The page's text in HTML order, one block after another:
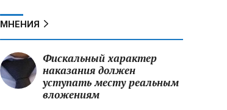
крупные кадровые
Минобороны РФ: новые
военно-строительные
подразделения будут возводить
МНЕНИЯ
Фискальный характер
наказания должен
уступать месту реальным
вложениям